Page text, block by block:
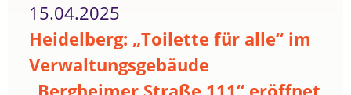
15.04.2025
Heidelberg: „Toilette für alle“ im
Verwaltungsgebäude